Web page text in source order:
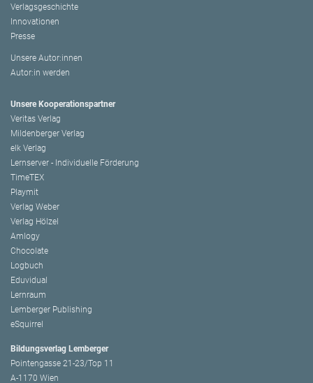
Verlagsgeschichte
Innovationen
Presse
Unsere Autor:innen
Autor:in werden
Unsere Kooperationspartner
Veritas Verlag
Mildenberger Verlag
elk Verlag
Lernserver - Individuelle Förderung
TimeTEX
Playmit
Verlag Weber
Verlag Hölzel
Amlogy
Chocolate
Logbuch
Eduvidual
Lernraum
Lemberger Publishing
eSquirrel
Bildungsverlag Lemberger
Pointengasse 21-23/Top 11
A-1170 Wien